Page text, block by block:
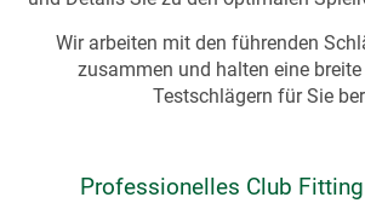
Wir arbeiten mit den führenden
zusammen und halten eine
Testschlägern für Sie
Professionelles Club